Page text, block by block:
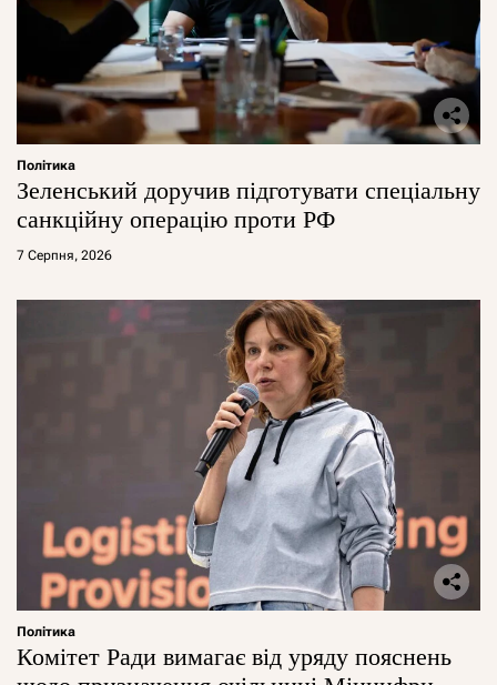
Політика
Зеленський доручив підготувати спеціальну
санкційну операцію проти РФ
7 Серпня, 2026
Політика
Комітет Ради вимагає від уряду пояснень